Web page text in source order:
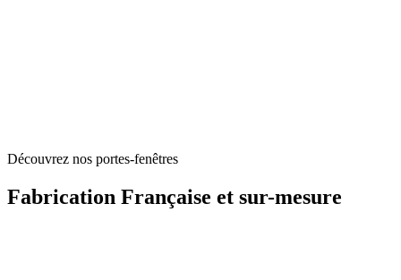
Découvrez nos portes-fenêtres
Fabrication Française et sur-mesure